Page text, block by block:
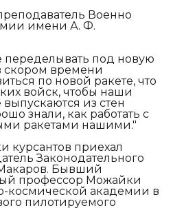
Военно
имени А. Ф.
под новую
скором времени
по новой ракете, что
войск, чтобы наши
из стен
знали, как работать с
ракетами нашими."
курсантов приехал
Законодательного
Бывший
профессор Можайки
космической академии в
пилотируемого